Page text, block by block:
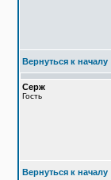
Вернуться к началу
Серж
Гость
Вернуться к началу